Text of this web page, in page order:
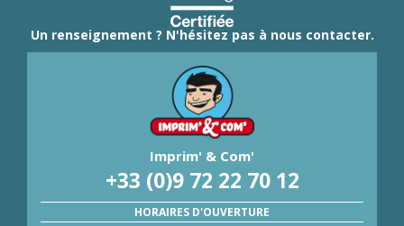
Un renseignement ? N'hésitez pas à nous contacter.
Imprim' & Com'
+33 (0)9 72 22 70 12
HORAIRES D'OUVERTURE